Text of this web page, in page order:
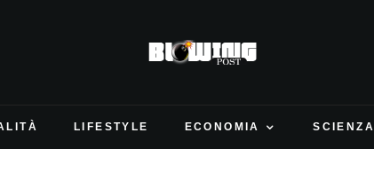
LIFESTYLE ECONOMIA SCIENZA